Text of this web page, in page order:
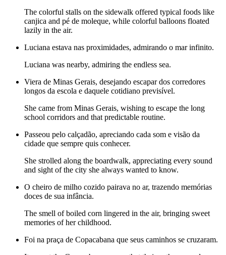
The colorful stalls on the sidewalk offered typical foods like
canjica and pé de moleque, while colorful balloons floated
lazily in the air.
Luciana estava nas proximidades, admirando o mar infinito.
Luciana was nearby, admiring the endless sea.
Viera de Minas Gerais, desejando escapar dos corredores
longos da escola e daquele cotidiano previsível.
She came from Minas Gerais, wishing to escape the long
school corridors and that predictable routine.
Passeou pelo calçadão, apreciando cada som e visão da
cidade que sempre quis conhecer.
She strolled along the boardwalk, appreciating every sound
and sight of the city she always wanted to know.
O cheiro de milho cozido pairava no ar, trazendo memórias
doces de sua infância.
The smell of boiled corn lingered in the air, bringing sweet
memories of her childhood.
Foi na praça de Copacabana que seus caminhos se cruzaram.